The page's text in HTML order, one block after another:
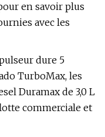
en savoir plus
avec les
dure 5
TurboMax, les
Duramax de 3,0 L
commerciale et